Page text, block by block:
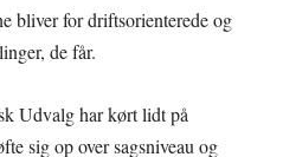
bliver for driftsorienterede og
de får.
Udvalg har kørt lidt på
sig op over sagsniveau og